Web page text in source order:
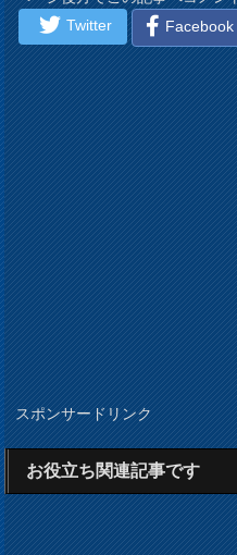
Twitter
Facebook
スポンサードリンク
お役立ち関連記事です